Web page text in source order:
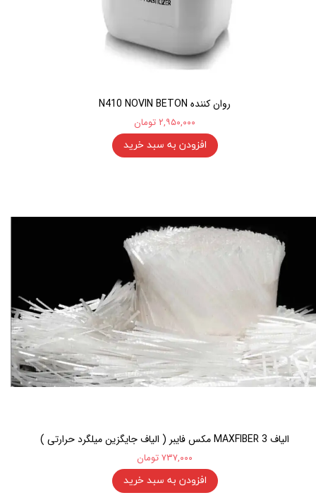
روان کننده N410 NOVIN BETON
۲,۹۵۰,۰۰۰ تومان
افزودن به سبد خرید
الیاف MAXFIBER 3 مکس فایبر ( الیاف جایگزین میلگرد حرارتی )
۷۳۷,۰۰۰ تومان
افزودن به سبد خرید